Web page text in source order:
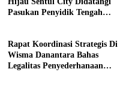
Pasukan Penyidik Tengah
Rapat Koordinasi Strategis Di
Wisma Danantara Bahas
Legalitas Penyederhanaan